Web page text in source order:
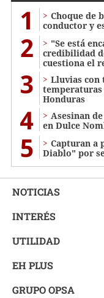
1
Choque de
conductor y
2
"Se está
credibilidad
cuestiona el
3
Lluvias con
temperaturas
Honduras
4
Asesinan
en Dulce
5
Capturan a
Diablo" por
NOTICIAS
INTERÉS
UTILIDAD
EH PLUS
GRUPO OPSA